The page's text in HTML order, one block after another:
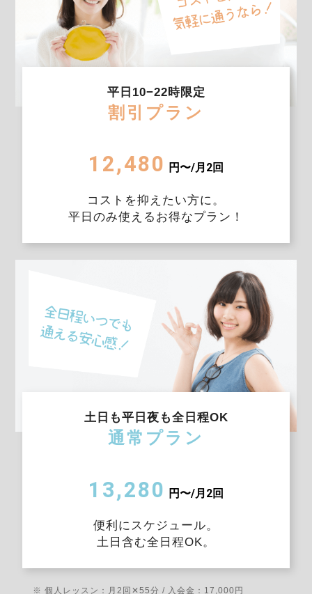
平日10−22時限定
割引プラン
12,480 円〜/月2回
コストを抑えたい方に。
平日のみ使えるお得なプラン！
土日も平日夜も全日程OK
通常プラン
13,280 円〜/月2回
便利にスケジュール。
土日含む全日程OK。
※ 個人レッスン：月2回✕55分 / 入会金：17,000円